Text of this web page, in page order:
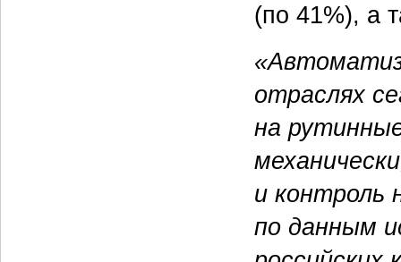
(по 41%), а
отраслях
на
и контроль
по данным